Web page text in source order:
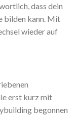
dass dein
bilden kann. Mit
wieder auf
erst kurz mit
begonnen